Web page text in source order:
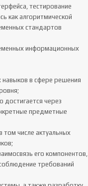
тестирование
как алгоритмической
стандартов
информационных
навыков в сфере решения
через
предметные
числе актуальных
его компонентов,
требований